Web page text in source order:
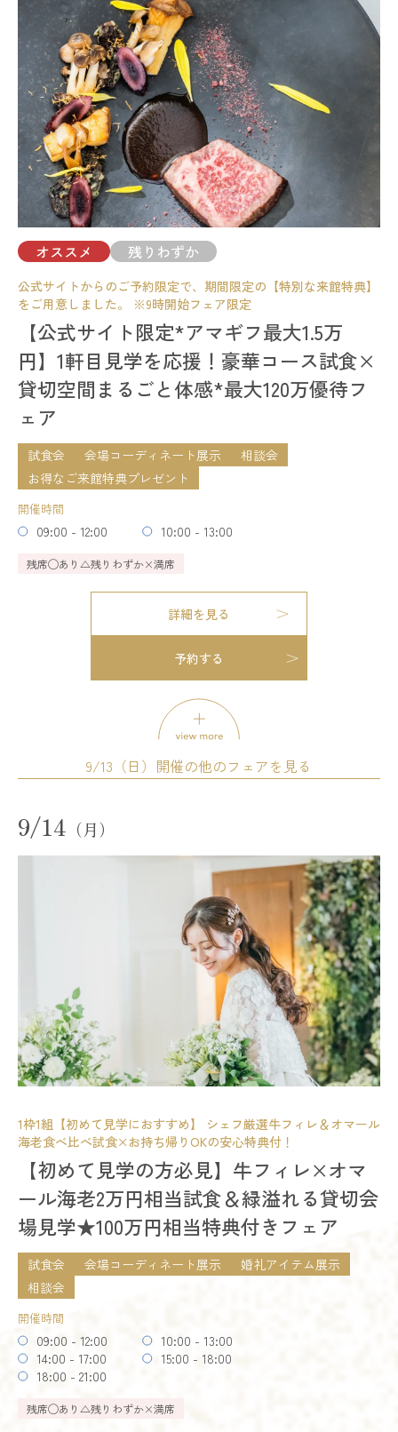
詳細を見る
予約する
開催時間
11:00 - 14:00
14:00 - 17:00
17:00 - 20:00
残席◯あり△残りわずか×満席
詳細を見る
予約する
残りわずか
試食会
会場コーディネート展示
婚礼アイテム展示
相談会
お得なご来館特典プレゼント
14:00 - 14:30
15:00 - 15:30
残席◯あり△残りわずか
詳細を見る
予約する
試食会 会場コーディネート展示
婚礼アイテム展示
相談会
開催時間
11:00 - 14:00
15:00 - 18:00
17:00 - 20:00
残席 ◯あり △残りわずか ×満席
詳細を見る
予約する
相談会
開催時間
14:00 - 17:00
詳細を見る
予約する
残りわずか
オススメ
試食会 会場コーディネート展示 相談会
開催時間
09:00 - 12:00
10:00 - 13:00
14:00 - 17:00
18:00 - 21:00
残席◯あり
詳細を見る
会場コーディネート展示 相談会
09:00 - 12:00
10:00 - 13:00
14:00 - 17:00
15:00 - 18:00
18:00 - 21:00
残席 ◯あり△残りわずか×満席
詳細を見る
予約する
オススメ 残りわずか
公式サイトからのご予約限定で、期間限定の【特別な来館特典】
をご用意しました。 ※9時開始フェア限定
【公式サイト限定*アマギフ最大1.5万
円】1軒目見学を応援！豪華コース試食×
貸切空間まるごと体感*最大120万優待フ
ェア
試食会 会場コーディネート展示
相談会
お得なご来館特典プレゼント
開催時間
09:00 - 12:00 10:00 - 13:00
残席◯あり △残りわずか×満席
詳細を見る
予約する
オススメ
会場コーディネート展示 相談会
開催時間
09:00 - 12:00
10:00 - 13:00
14:00 - 17:00
残席 ◯あり△残りわずか×満席
9/13（日）開催の他のフェアを見る
9/14 （月）
1枠1組【初めて見学におすすめ】 シェフ厳選牛フィレ＆オマール
海老食べ比べ試食×お持ち帰りOKの安心特典付！
【初めて見学の方必見】牛フィレ×オマ
ール海老2万円相当試食＆緑溢れる貸切会
場見学★100万円相当特典付きフェア
試食会 会場コーディネート展示
婚礼アイテム展示
相談会
開催時間
09:00 - 12:00
10:00 - 13:00
14:00 - 17:00
15:00 - 18:00
18:00 - 21:00
残席◯あり △残りわずか×満席